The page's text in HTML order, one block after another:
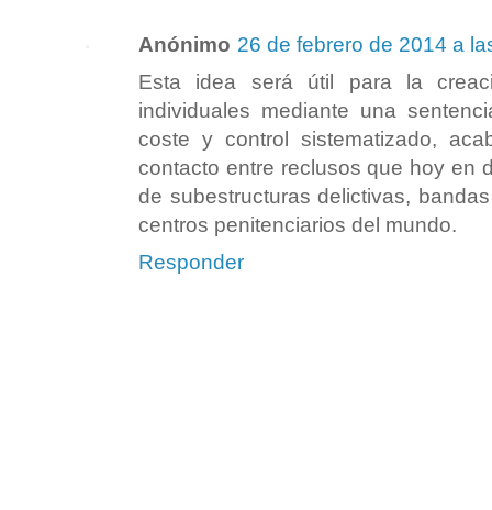
Anónimo 26 de febrero de 2014 a
Esta idea será útil para la
individuales mediante una
coste y control sistematizado,
contacto entre reclusos que hoy en
de subestructuras delictivas,
centros penitenciarios del mundo.
Responder